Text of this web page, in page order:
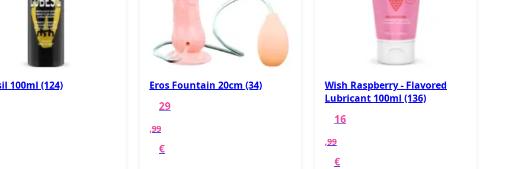
100ml (124) Eros Fountain 20cm (34)
29
,99
€
Wish Raspberry - Flavored
Lubricant 100ml (136)
16
,99
€